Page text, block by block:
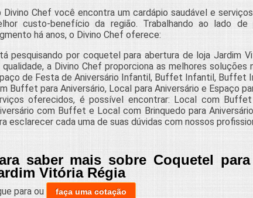
Divino Chef você encontra um cardápio saudável e
custo-benefício da região. Trabalhando ao lado de
há anos, o Divino Chef oferece:
pesquisando por coquetel para abertura de loja Jardim
qualidade, a Divino Chef proporciona as melhores
de Festa de Aniversário Infantil, Buffet Infantil, Buffet
Buffet para Aniversário, Local para Aniversário e Espaço
oferecidos, é possível encontrar: Local com Buffet
com Buffet e Local com Brinquedo para
esclarecer cada uma de suas dúvidas com nossos
saber mais sobre Coquetel
Vitória Régia
para ou faça uma cotação